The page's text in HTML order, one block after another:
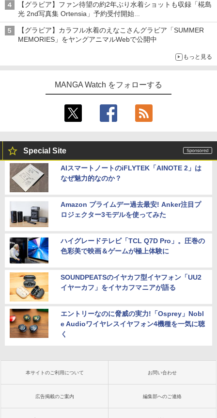
【グラビア】ファン待望の約2年ぶり水着ショットも収録「椛島
光 2nd写真集 Ortensia」予約受付開始
10月30日発売
【グラビア】カラフル水着のえなこさんグラビア「SUMMER
MEMORIES」をヤングアニマルWebで公開中
もっと見る
MANGA Watch をフォローする
Special Site
AIスマートノートのiFLYTEK「AINOTE 2」は
なぜ魅力的なのか？
Amazon プライムデー過去最安! Anker注目プ
ロジェクター3モデルを使ってみた
ハイグレードテレビ「TCL Q7D Pro」。圧巻の
色彩美で映画＆ゲームが極上体験に
SOUNDPEATSのイヤカフ型イヤフォン「UU2
イヤーカフ」をイヤカフマニアが語る
エントリーなのに脅威の実力!「Osprey」Nobl
e Audioワイヤレスイヤフォン4機種を一気に聴
く
本サイトのご利用について お問い合わせ
広告掲載のご案内 編集部へのご連絡